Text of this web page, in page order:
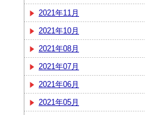
2021年11月
2021年10月
2021年08月
2021年07月
2021年06月
2021年05月